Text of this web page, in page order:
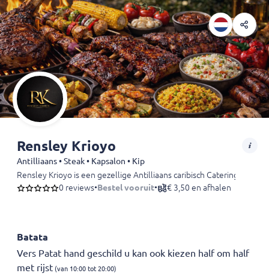
Rensley Krioyo
Antilliaans • Steak • Kapsalon • Kip
Rensley Krioyo is een gezellige Antilliaans caribisch Catering
0 reviews•Bestel vooruit• € 3,50 en afhalen
Batata
Vers Patat hand geschild u kan ook kiezen half om half
met rijst (van 10:00 tot 20:00)